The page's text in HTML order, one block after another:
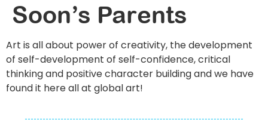
Soon’s Parents
Art is all about power of creativity, the development
of self-development of self-confidence, critical
thinking and positive character building and we have
found it here all at global art!